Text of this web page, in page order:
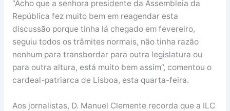
“Acho que a senhora presidente da Assembleia da
República fez muito bem em reagendar esta
discussão porque tinha lá chegado em fevereiro,
seguiu todos os trâmites normais, não tinha razão
nenhum para transbordar para outra legislatura ou
para outra altura, está muito bem assim”, comentou o
cardeal-patriarca de Lisboa, esta quarta-feira.
Aos jornalistas, D. Manuel Clemente recorda que a ILC